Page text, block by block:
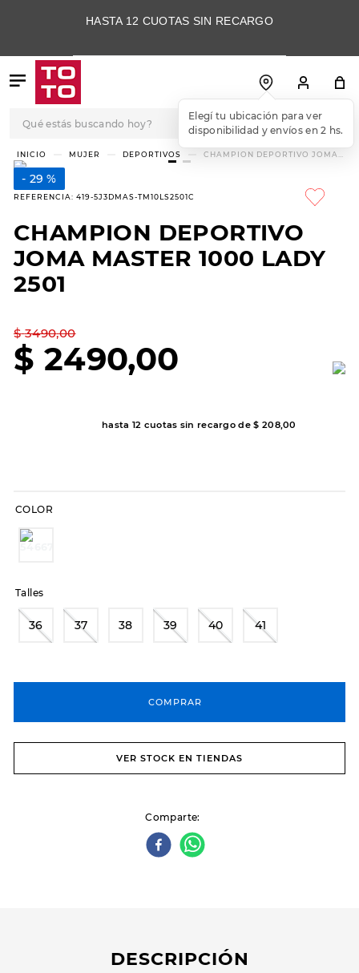
HASTA 12 CUOTAS SIN RECARGO
Elegí tu ubicación para ver
disponibilidad y envíos en 2 hs.
MUJER DEPORTIVOS
CHAMPION DEPORTIVO JOMA
29 %
REFERENCIA: 419-5J3DMAS-TM10LS2501C
CHAMPION DEPORTIVO
JOMA MASTER 1000 LADY
2501
$ 3490,00
$ 2490,00
hasta 12 cuotas sin recargo de$ 208,00
COLOR
Talles
36 37 38 39 40 41
COMPRAR
VER STOCK EN TIENDAS
Comparte
DESCRIPCIÓN
TÉRMINOS MÁS
BUSCADOS
1.
3
skechers slip-ins